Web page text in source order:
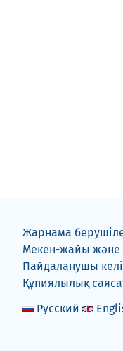
Жарнама
Мекен-жайы және
Пайдаланушы
Құпиялылық
Русский